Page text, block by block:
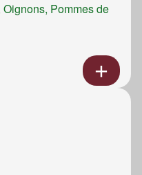
Pommes de